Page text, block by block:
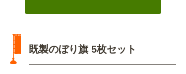
既製のぼり旗 5枚セット